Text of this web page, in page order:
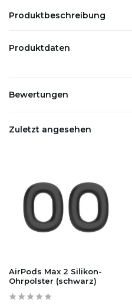
Produktbeschreibung
Produktdaten
Bewertungen
Zuletzt angesehen
AirPods Max 2 Silikon-
Ohrpolster (schwarz)